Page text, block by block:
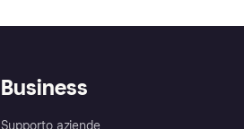
Business
Supporto aziende